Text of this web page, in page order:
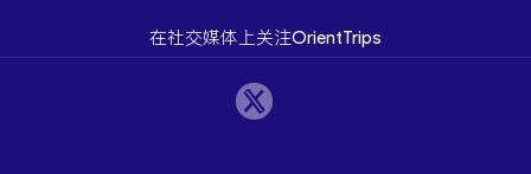
在社交媒体上关注OrientTrips